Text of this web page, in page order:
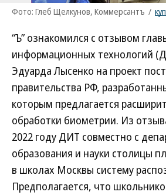
Фото: Глеб Щелкунов, Коммерсантъ /
“Ъ” ознакомился с отзывом
информационных технологий
Эдуарда Лысенко на проект
правительства РФ,
которым предлагается
обработки биометрии. Из
2022 году ДИТ совместно с
образования и науки столицы
в школах Москвы систему
Предполагается, что